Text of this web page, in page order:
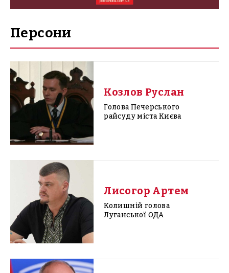
Персони
Козлов Руслан
Голова Печерського
райсуду міста Києва
Лисогор Артем
Колишній голова
Луганської ОДА